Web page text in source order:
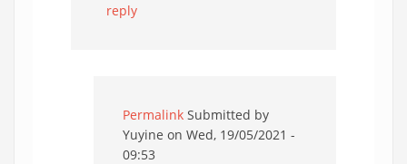
reply
Permalink Submitted by
Yuyine on Wed, 19/05/2021 -
09:53